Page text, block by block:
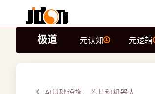
极道 元认知 元逻辑
AI基础设施、芯片和机器人